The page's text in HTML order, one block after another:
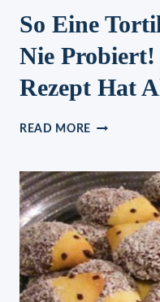
So Eine
Nie Probiert!
Rezept Hat
READ MORE SO
HAST
DU
NOCH
NIE
PROBIERT!
DIESES
TOLLE
REZEPT